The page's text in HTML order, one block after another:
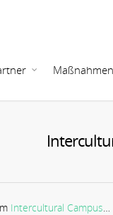
Maßnahmen
Intercultural Campus…